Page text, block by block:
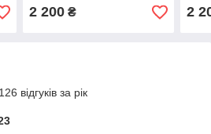
2 200₴ 2
відгуків за рік